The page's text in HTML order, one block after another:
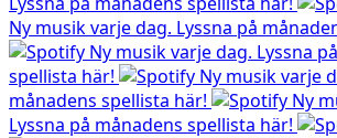
Ny musik varje dag. Lyssna på
Ny musik varje dag. Lyssna
spellista här!
Ny musik varje
månadens spellista här!
Ny
Lyssna på månadens spellista här!